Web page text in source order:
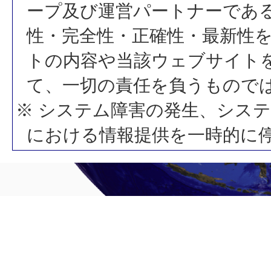
ープ及び運営パートナーであ
性・完全性・正確性・最新性
トの内容や当該ウェブサイ
て、一切の責任を負うもので
※ システム障害の発生、シス
における情報提供を一時的に